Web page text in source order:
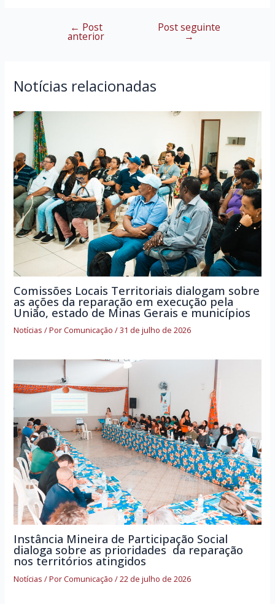
Navegação
← Post
anterior
Post seguinte
→
Notícias relacionadas
Comissões Locais Territoriais dialogam sobre
as ações da reparação em execução pela
União, estado de Minas Gerais e municípios
Notícias / PorComunicação/31 de julho de 2026
Instância Mineira de Participação Social
dialoga sobre as prioridades da reparação
nos territórios atingidos
Notícias / PorComunicação/22 de julho de 2026